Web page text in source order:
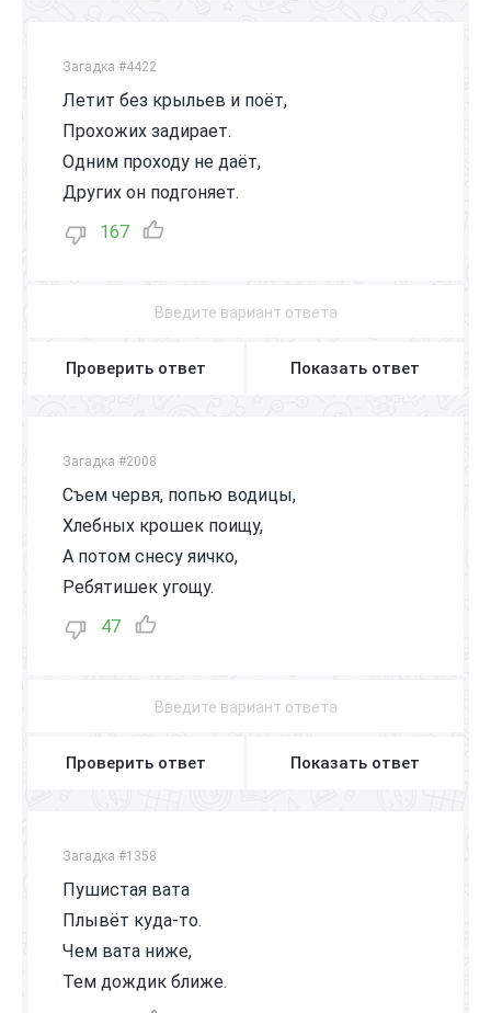
Загадка #4422
Летит без крыльев и поёт,
Прохожих задирает.
Одним проходу не даёт,
Других он подгоняет.
167
Проверить ответ Показать ответ
Загадка #2008
Съем червя, попью водицы,
Хлебных крошек поищу,
А потом снесу яичко,
Ребятишек угощу.
47
Проверить ответ Показать ответ
Загадка #1358
Пушистая вата
Плывёт куда-то.
Чем вата ниже,
Тем дождик ближе.